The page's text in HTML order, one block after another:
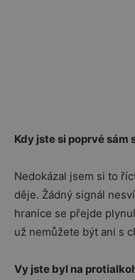
Kdy jste si poprvé sám
Nedokázal jsem si to
děje. Žádný signál
hranice se přejde
už nemůžete být ani s
Vy jste byl na